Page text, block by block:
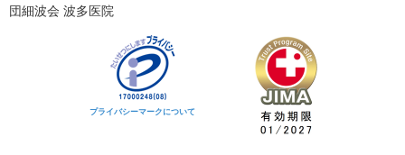
団細波会 波多医院
プライバシーマークについて